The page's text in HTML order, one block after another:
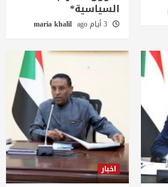
السياسية*
3 أيام ago maria khalil
اخبار